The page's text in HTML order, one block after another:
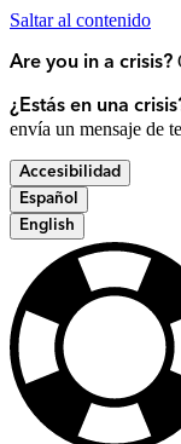
Saltar al contenido
Are you in a crisis?
¿Estás en una
envía un mensaje de
Accesibilidad
Español
English